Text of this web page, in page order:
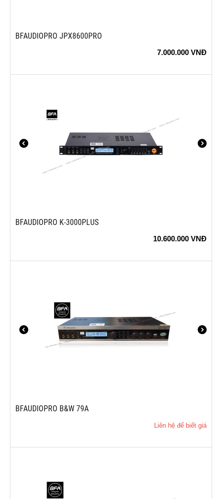
BFAUDIOPRO JPX8600PRO
7.000.000 VNĐ
BFAUDIOPRO K-3000PLUS
10.600.000 VNĐ
BFAUDIOPRO B&W 79A
Liên hệ để biết giá